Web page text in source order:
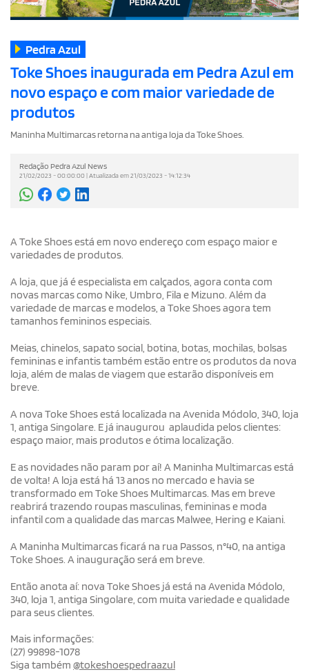
Pedra Azul
Toke Shoes inaugurada em Pedra Azul em
novo espaço e com maior variedade de
produtos
Maninha Multimarcas retorna na antiga loja da Toke Shoes.
Redação Pedra Azul News
21/02/2023 - 00:00:00 | Atualizada em 21/03/2023 - 14:12:34
A Toke Shoes está em novo endereço com espaço maior e
variedades de produtos.
A loja, que já é especialista em calçados, agora conta com
novas marcas como Nike, Umbro, Fila e Mizuno. Além da
variedade de marcas e modelos, a Toke Shoes agora tem
tamanhos femininos especiais.
Meias, chinelos, sapato social, botina, botas, mochilas, bolsas
femininas e infantis também estão entre os produtos da nova
loja, além de malas de viagem que estarão disponíveis em
breve.
A nova Toke Shoes está localizada na Avenida Módolo, 340, loja
1, antiga Singolare. E já inaugurou aplaudida pelos clientes:
espaço maior, mais produtos e ótima localização.
E as novidades não param por aí! A Maninha Multimarcas está
de volta! A loja está há 13 anos no mercado e havia se
transformado em Toke Shoes Multimarcas. Mas em breve
reabrirá trazendo roupas masculinas, femininas e moda
infantil com a qualidade das marcas Malwee, Hering e Kaiani.
A Maninha Multimarcas ficará na rua Passos, n°40, na antiga
Toke Shoes. A inauguração será em breve.
Então anota aí: nova Toke Shoes já está na Avenida Módolo,
340, loja 1, antiga Singolare, com muita variedade e qualidade
para seus clientes.
Mais informações:
(27) 99898-1078
Siga também @‌tokeshoespedraazul